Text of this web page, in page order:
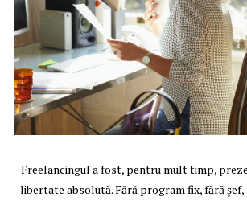
Freelancingul a fost, pentru mult timp,
libertate absolută. Fără program fix, fără șef,